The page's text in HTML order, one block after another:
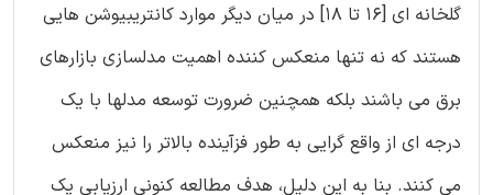
گلخانه ای [16 تا 18] در میان دیگر موارد کانتریبیوشن هایی
هستند که نه تنها منعکس کننده اهمیت مدلسازی بازارهای
برق می باشند بلکه همچنین ضرورت توسعه مدلها با یک
درجه ای از واقع گرایی به طور فزآینده بالاتر را نیز منعکس
می کنند. بنا به این دلیل، هدف مطالعه کنونی ارزیابی یک